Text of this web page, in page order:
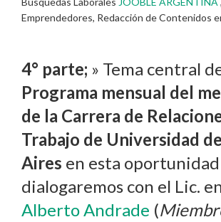
Emprendedores, Redacción de Contenidos
4° parte; » Tema central
Programa mensual del
de la Carrera de
Trabajo de Universidad
Aires en esta oportunidad
dialogaremos con el Lic.
Alberto Andrade (